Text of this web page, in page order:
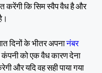
करेंगी कि सिम स्वैप वैध है और
दिनों के भीतर अपनानंबर
को एक वैध कारण देना
और यदि वह सही पाया गया